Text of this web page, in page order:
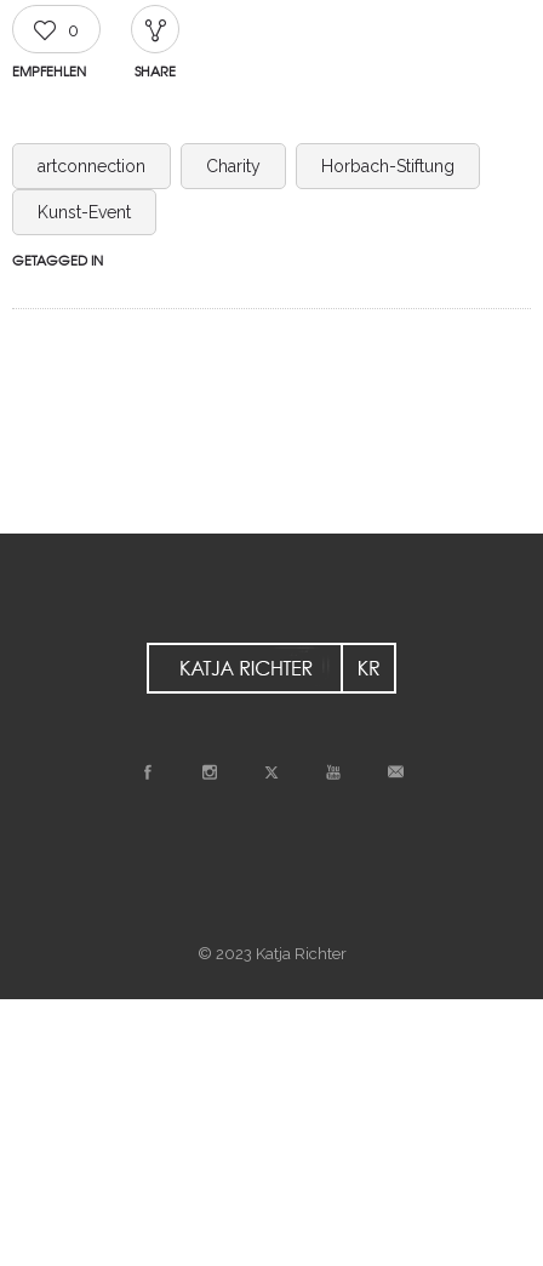
0
EMPFEHLEN SHARE
artconnection Charity Horbach-Stiftung
Kunst-Event
GETAGGED IN
© 2023 Katja Richter